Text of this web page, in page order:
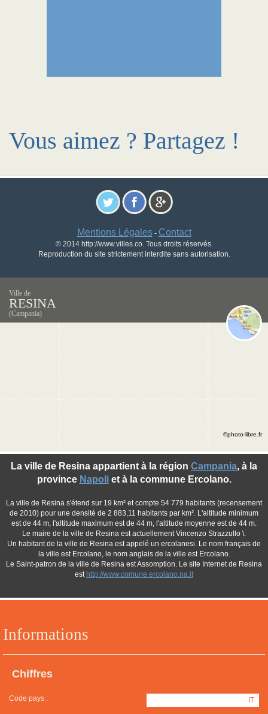
Vous aimez ? Partagez !
Mentions Légales- Contact
© 2014 http://www.villes.co. Tous droits réservés.
Reproduction du site strictement interdite sans autorisation.
Ville de
RESINA
(Campania)
Informations
Chiffres
Code pays : IT
La ville de Resina appartient à la région Campania, à la
province Napoliet à la commune Ercolano.
La ville de Resina s'étend sur 19 km² et compte 54 779 habitants (recensement
de 2010) pour une densité de 2 883,11 habitants par km². L'altitude minimum
est de 44 m, l'altitude maximum est de 44 m, l'altitude moyenne est de 44 m.
Le maire de la ville de Resina est actuellement Vincenzo Strazzullo \.
Un habitant de la ville de Resina est appelé un ercolanesi. Le nom français de
la ville est Ercolano, le nom anglais de la ville est Ercolano.
Le Saint-patron de la ville de Resina est Assomption. Le site Internet de Resina
est http://www.comune.ercolano.na.it
©photo-libre.fr